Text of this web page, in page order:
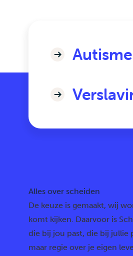
Autisme
Alles over scheiden
De keuze is gemaakt, wij
komt kijken. Daarvoor is
die bij jou past, die bij jullie
maar regie over je eigen